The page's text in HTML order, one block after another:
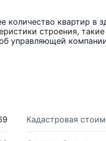
квартир в
строения,
управляющей
Кадастровая